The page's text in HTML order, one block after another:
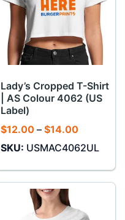
Lady’s Cropped T-Shirt
| AS Colour 4062 (US
Label)
$12.00 – $14.00Khoảng
từ
đến
SKU: USMAC4062UL